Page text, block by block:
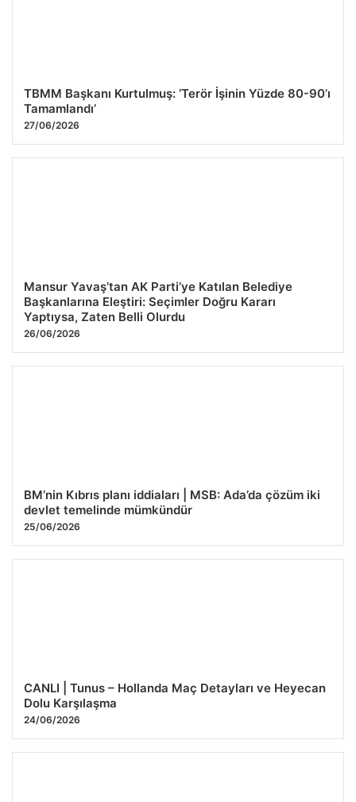
TBMM Başkanı Kurtulmuş: ‘Terör İşinin Yüzde 80-90’ı
Tamamlandı’
27/06/2026
Mansur Yavaş’tan AK Parti’ye Katılan Belediye
Başkanlarına Eleştiri: Seçimler Doğru Kararı
Yaptıysa, Zaten Belli Olurdu
26/06/2026
BM’nin Kıbrıs planı iddiaları | MSB: Ada’da çözüm iki
devlet temelinde mümkündür
25/06/2026
CANLI | Tunus – Hollanda Maç Detayları ve Heyecan
Dolu Karşılaşma
24/06/2026